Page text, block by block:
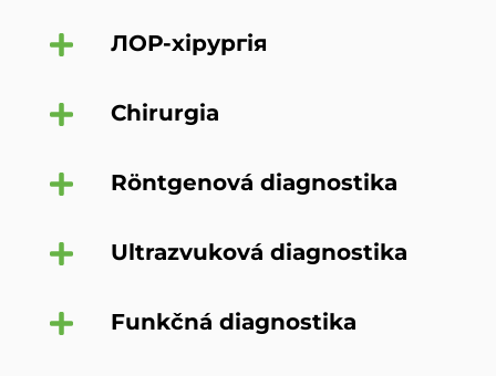
ЛОР-хірургія
Chirurgia
Röntgenová diagnostika
Ultrazvuková diagnostika
Funkčná diagnostika